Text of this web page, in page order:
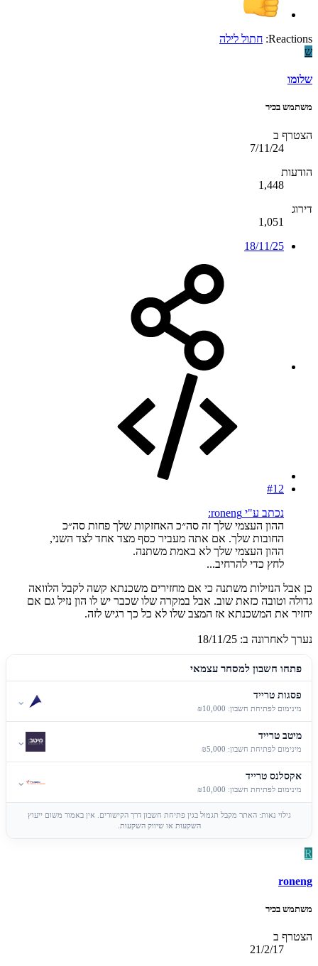
Reactions: חתול לילה
ש
שלומו
משתמש בכיר
הצטרף ב
7/11/24
הודעות
1,448
דירוג
1,051
18/11/25
#12
נכתב ע"י roneng:
ההון העצמי שלך זה סה״כ האחזקות שלך פחות סה״כ
החובות שלך. אם אתה מעביר כסף מצד אחד לצד השני,
ההון העצמי שלך לא באמת משתנה.
לחץ כדי להרחיב...
כן אבל הנזילות משתנה כי אם מחזירים משכנתא קשה לקבל הלוואה
גדולה וטובה כזאת שוב. אבל במקרה שלו שכבר יש לו הון נזיל גם אם
יחזיר את המשכנתא אז המצב שלו לא כל כך רגיש לזה.
נערך לאחרונה ב: 18/11/25
פתחו חשבון למסחר עצמאי
פסגות טרייד
מינימום לפתיחת חשבון: ₪10,000
⌄
מיטב טרייד
מינימום לפתיחת חשבון: ₪5,000
⌄
אקסלנס טרייד
מינימום לפתיחת חשבון: ₪10,000
⌄
גילוי נאות: האתר מקבל תגמול בגין פתיחת חשבון דרך הקישורים. אין באמור משום ייעוץ
השקעות או שיווק השקעות.
R
roneng
משתמש בכיר
הצטרף ב
21/2/17